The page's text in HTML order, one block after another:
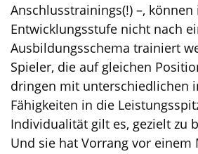
Anschlusstrainings(!) –,
Entwicklungsstufe nicht nach
Ausbildungsschema trainiert
Spieler, die auf gleichen
dringen mit unterschiedlichen
Fähigkeiten in die
Individualität gilt es, gezielt zu
Und sie hat Vorrang vor einem